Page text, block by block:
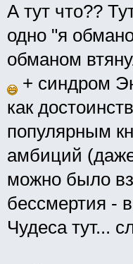
А тут что??
одно "я
обманом
+ синдром
как
популярным
амбиций
можно было
бессмертия -
Чудеса тут...